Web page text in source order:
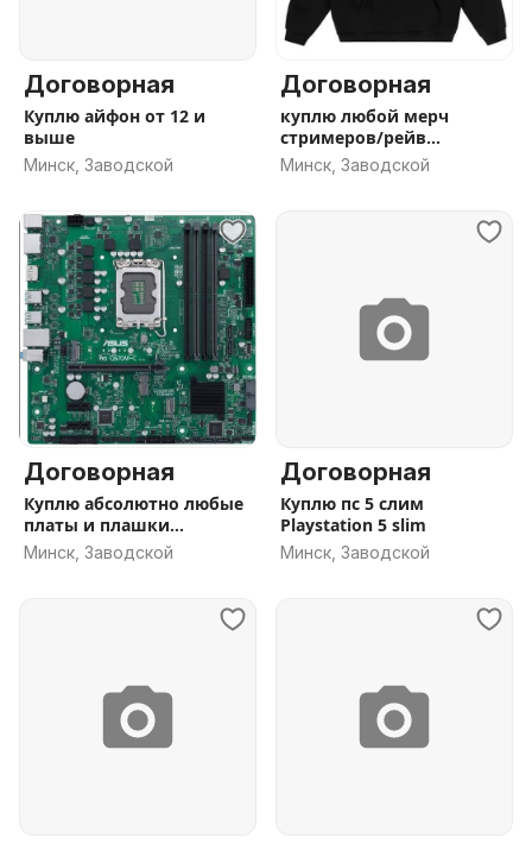
Договорная
Куплю айфон от 12 и
выше
Минск, Заводской
Договорная
куплю любой мерч
стримеров/рейв
исполнителей
Минск, Заводской
Договорная
Куплю абсолютно любые
платы и плашки
оперативки
Минск, Заводской
Договорная
Куплю пс 5 слим
Playstation 5 slim
Минск, Заводской